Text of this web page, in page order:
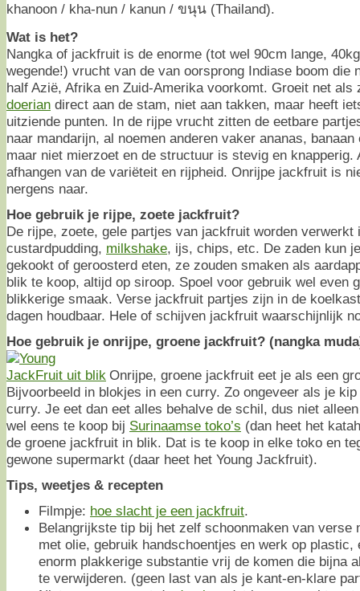
khanoon / kha-nun / kanun / ขนุน (Thailand).
Wat is het?
Nangka of jackfruit is de enorme (tot wel 90cm lange, 40kg
wegende!) vrucht van de van oorsprong Indiase boom die
half Azië, Afrika en Zuid-Amerika voorkomt. Groeit net als
doerian direct aan de stam, niet aan takken, maar heeft
uitziende punten. In de rijpe vrucht zitten de eetbare
naar mandarijn, al noemen anderen vaker ananas,
maar niet mierzoet en de structuur is stevig en knapperig.
afhangen van de variëteit en rijpheid. Onrijpe jackfruit is
nergens naar.
Hoe gebruik je rijpe, zoete jackfruit?
De rijpe, zoete, gele partjes van jackfruit worden
custardpudding, milkshake, ijs, chips, etc. De zaden kun
gekookt of geroosterd eten, ze zouden smaken als
blik te koop, altijd op siroop. Spoel voor gebruik wel even
blikkerige smaak. Verse jackfruit partjes zijn in de
dagen houdbaar. Hele of schijven jackfruit waarschijnlijk
Hoe gebruik je onrijpe, groene jackfruit? (nangka
Onrijpe, groene jackfruit eet je als een
Bijvoorbeeld in blokjes in een curry. Zo ongeveer als je
curry. Je eet dan eet alles behalve de schil, dus niet
wel eens te koop bij Surinaamse toko’s (dan heet het
de groene jackfruit in blik. Dat is te koop in elke toko en
gewone supermarkt (daar heet het Young Jackfruit).
Tips, weetjes & recepten
Filmpje: hoe slacht je een jackfruit.
Belangrijkste tip bij het zelf schoonmaken van verse
met olie, gebruik handschoentjes en werk op
enorm plakkerige substantie vrij de komen die bijna
te verwijderen. (geen last van als je kant-en-klare